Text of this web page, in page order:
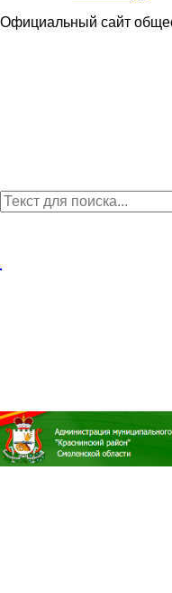
Официальный сайт